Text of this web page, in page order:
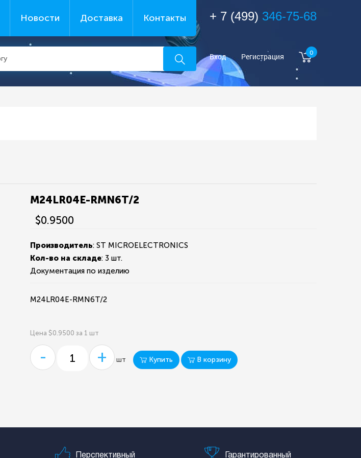
Новости Доставка Контакты + 7 (499) 346-75-68
Вход Регистрация 0
M24LR04E-RMN6T/2
$0.9500
Производитель: ST MICROELECTRONICS
Кол-во на складе:3 шт.
Документация по изделию
M24LR04E-RMN6T/2
Цена $0.9500 за 1 шт
- + шт Купить В корзину
Перспективный Гарантированный